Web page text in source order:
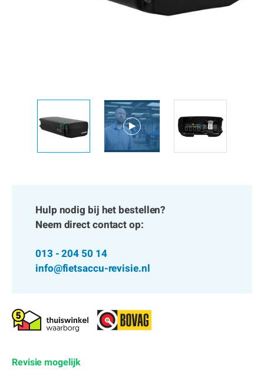
Hulp nodig bij het bestellen?
Neem direct contact op:
013 - 204 50 14
info@fietsaccu-revisie.nl
Revisie mogelijk